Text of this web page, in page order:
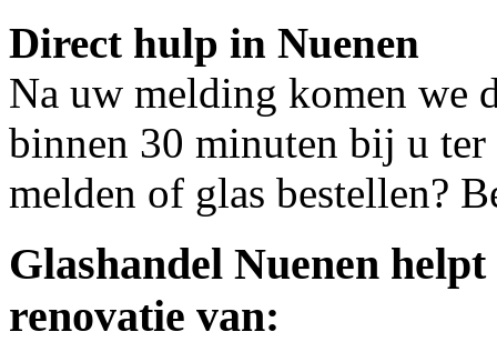
Direct hulp in Nuenen
Na uw melding komen we
binnen 30 minuten bij u ter
melden of glas bestellen?
Glashandel Nuenen
renovatie van: